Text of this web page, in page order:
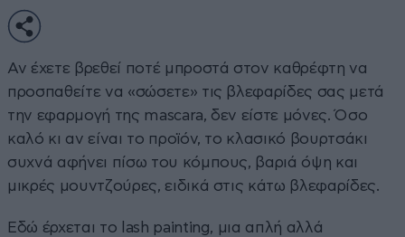
Αν έχετε βρεθεί ποτέ μπροστά στον καθρέφτη να
προσπαθείτε να «σώσετε» τις βλεφαρίδες σας μετά
την εφαρμογή της mascara, δεν είστε μόνες. Όσο
καλό κι αν είναι το προϊόν, το κλασικό βουρτσάκι
συχνά αφήνει πίσω του κόμπους, βαριά όψη και
μικρές μουντζούρες, ειδικά στις κάτω βλεφαρίδες.
Εδώ έρχεται το lash painting, μια απλή αλλά